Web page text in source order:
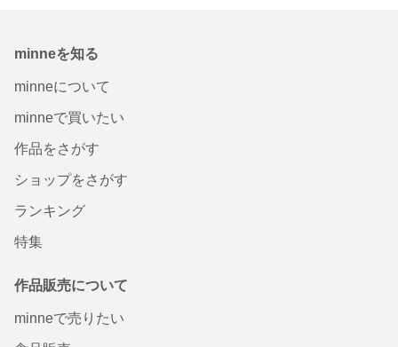
minneを知る
minneについて
minneで買いたい
作品をさがす
ショップをさがす
ランキング
特集
作品販売について
minneで売りたい